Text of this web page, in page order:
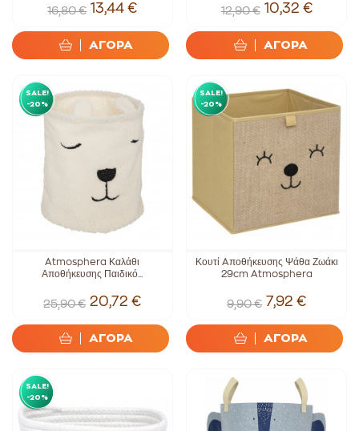
16,80 € 13,44 €
ΑΓΟΡΑ
12,90 € 10,32 €
ΑΓΟΡΑ
SALE!
-20%
Atmosphera Καλάθι
Αποθήκευσης Παιδικό...
25,90 € 20,72 €
ΑΓΟΡΑ
SALE!
-20%
Κουτί Aποθήκευσης Ψάθα Ζωάκι
29cm Atmosphera
9,90 € 7,92 €
ΑΓΟΡΑ
SALE!
-20%